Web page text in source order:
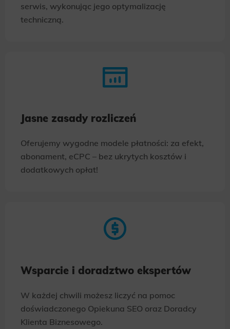
serwis, wykonując jego optymalizację
techniczną.
Jasne zasady rozliczeń
Oferujemy wygodne modele płatności: za efekt,
abonament, eCPC – bez ukrytych kosztów i
dodatkowych opłat!
Wsparcie i doradztwo ekspertów
W każdej chwili możesz liczyć na pomoc
doświadczonego Opiekuna SEO oraz Doradcy
Klienta Biznesowego.